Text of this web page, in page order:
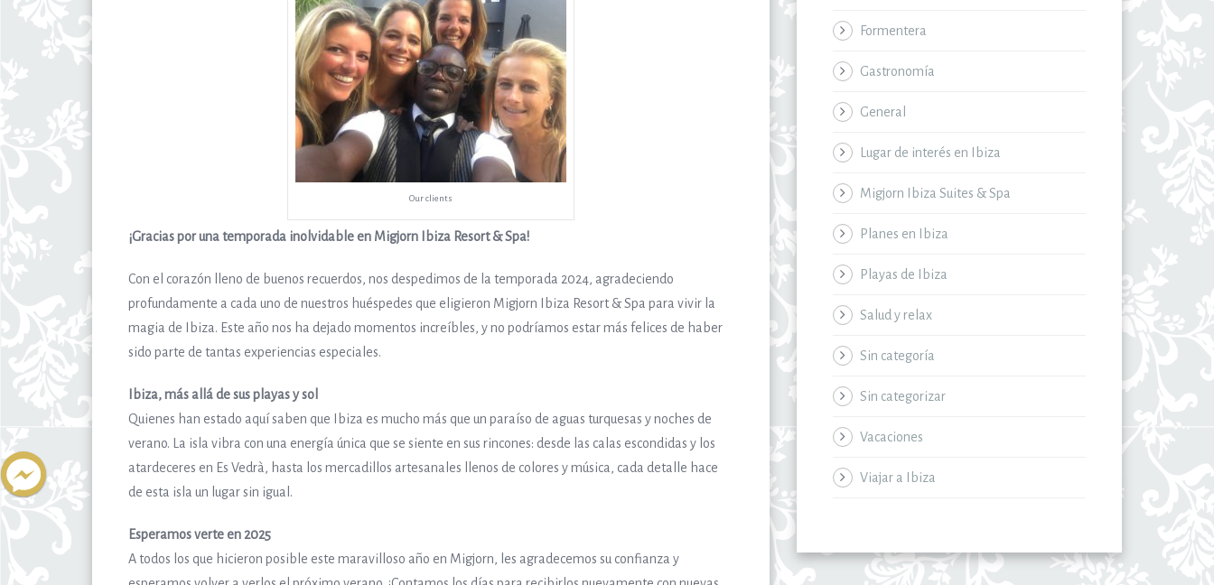
Our clients
¡Gracias por una temporada inolvidable en Migjorn Ibiza Resort & Spa!
Con el corazón lleno de buenos recuerdos, nos despedimos de la temporada 2024, agradeciendo
profundamente a cada uno de nuestros huéspedes que eligieron Migjorn Ibiza Resort & Spa para vivir la
magia de Ibiza. Este año nos ha dejado momentos increíbles, y no podríamos estar más felices de haber
sido parte de tantas experiencias especiales.
Ibiza, más allá de sus playas y sol
Quienes han estado aquí saben que Ibiza es mucho más que un paraíso de aguas turquesas y noches de
verano. La isla vibra con una energía única que se siente en sus rincones: desde las calas escondidas y los
atardeceres en Es Vedrà, hasta los mercadillos artesanales llenos de colores y música, cada detalle hace
de esta isla un lugar sin igual.
Esperamos verte en 2025
A todos los que hicieron posible este maravilloso año en Migjorn, les agradecemos su confianza y
Formentera
Gastronomía
General
Lugar de interés en Ibiza
Migjorn Ibiza Suites & Spa
Planes en Ibiza
Playas de Ibiza
Salud y relax
Sin categoría
Sin categorizar
Vacaciones
Viajar a Ibiza